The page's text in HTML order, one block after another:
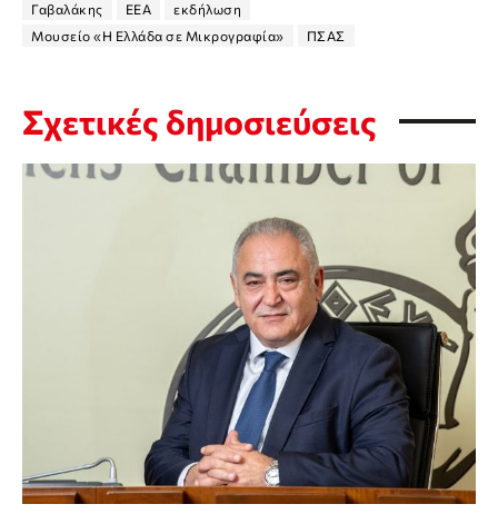
Γαβαλάκης
ΕΕΑ
εκδήλωση
Μουσείο «Η Ελλάδα σε Μικρογραφία»
ΠΣΑΣ
Σχετικές δημοσιεύσεις